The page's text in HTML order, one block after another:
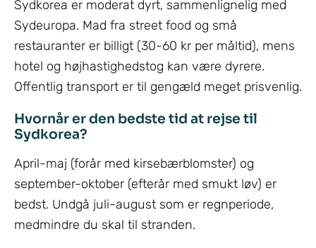
Sydkorea er moderat dyrt, sammenlignelig med
Sydeuropa. Mad fra street food og små
restauranter er billigt (30-60 kr per måltid), mens
hotel og højhastighedstog kan være dyrere.
Offentlig transport er til gengæld meget prisvenlig.
Hvornår er den bedste tid at rejse til
Sydkorea?
April-maj (forår med kirsebærblomster) og
september-oktober (efterår med smukt løv) er
bedst. Undgå juli-august som er regnperiode,
medmindre du skal til stranden.